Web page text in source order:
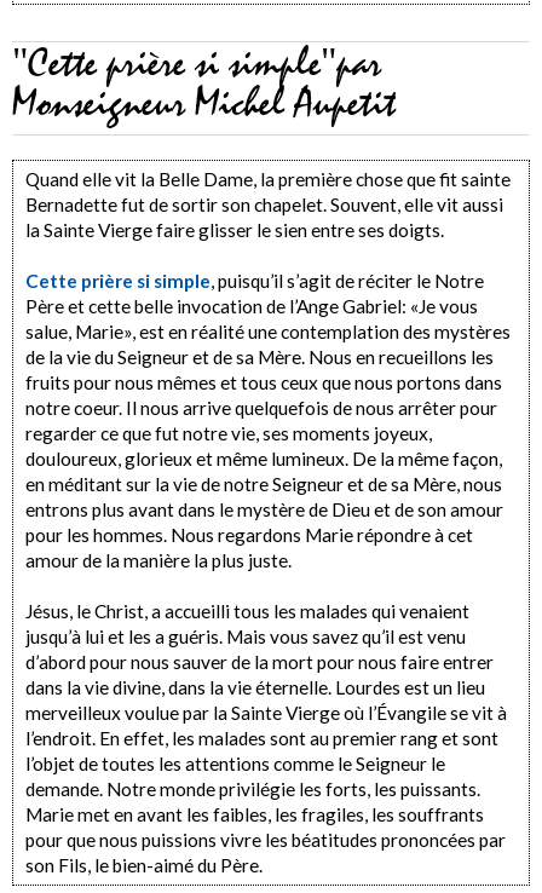
"Cette prière si simple"par
Monseigneur Michel Aupetit
Quand elle vit la Belle Dame, la première chose que fit sainte
Bernadette fut de sortir son chapelet. Souvent, elle vit aussi
la Sainte Vierge faire glisser le sien entre ses doigts.
Cette prière si simple, puisqu’il s’agit de réciter le Notre
Père et cette belle invocation de l’Ange Gabriel: «Je vous
salue, Marie», est en réalité une contemplation des mystères
de la vie du Seigneur et de sa Mère. Nous en recueillons les
fruits pour nous mêmes et tous ceux que nous portons dans
notre coeur. Il nous arrive quelquefois de nous arrêter pour
regarder ce que fut notre vie, ses moments joyeux,
douloureux, glorieux et même lumineux. De la même façon,
en méditant sur la vie de notre Seigneur et de sa Mère, nous
entrons plus avant dans le mystère de Dieu et de son amour
pour les hommes. Nous regardons Marie répondre à cet
amour de la manière la plus juste.
Jésus, le Christ, a accueilli tous les malades qui venaient
jusqu’à lui et les a guéris. Mais vous savez qu’il est venu
d’abord pour nous sauver de la mort pour nous faire entrer
dans la vie divine, dans la vie éternelle. Lourdes est un lieu
merveilleux voulue par la Sainte Vierge où l’Évangile se vit à
l’endroit. En effet, les malades sont au premier rang et sont
l’objet de toutes les attentions comme le Seigneur le
demande. Notre monde privilégie les forts, les puissants.
Marie met en avant les faibles, les fragiles, les souffrants
pour que nous puissions vivre les béatitudes prononcées par
son Fils, le bien-aimé du Père.